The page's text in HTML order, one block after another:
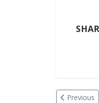
Previous